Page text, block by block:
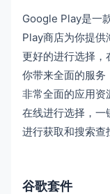
Google Play是一
Play商店为你提供
更好的进行选择，
你带来全面的服务
非常全面的应用资
在线进行选择，一
进行获取和搜索查
谷歌套件